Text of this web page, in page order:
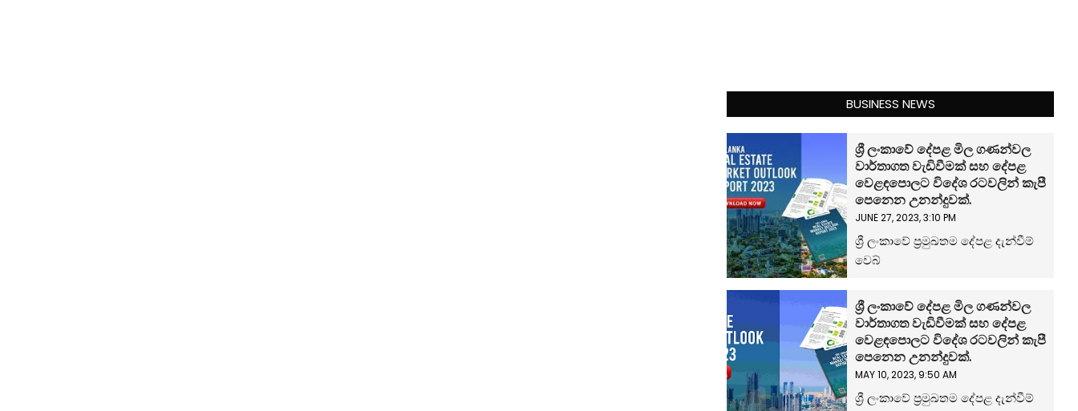
BUSINESS NEWS
ශ්‍රී ලංකාවේ දේපළ මිල ගණන්වල
වාර්තාගත වැඩිවීමක් සහ දේපළ
වෙළඳපොලට විදේශ රටවලින් කැපී
පෙනෙන උනන්දුවක්.
JUNE 27, 2023, 3:10 PM
ශ්‍රී ලංකාවේ ප්‍රමුඛතම දේපළ දැන්වීම්
වෙබ්
ශ්‍රී ලංකාවේ දේපළ මිල ගණන්වල
වාර්තාගත වැඩිවීමක් සහ දේපළ
වෙළඳපොලට විදේශ රටවලින් කැපී
පෙනෙන උනන්දුවක්.
MAY 10, 2023, 9:50 AM
ශ්‍රී ලංකාවේ ප්‍රමුඛතම දේපළ දැන්වීම්